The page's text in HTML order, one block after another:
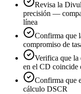
Revisa la
precisión —
línea
Confirma que
compromiso de
Verifica que la
en el CD coincide
Confirma que
cálculo DSCR